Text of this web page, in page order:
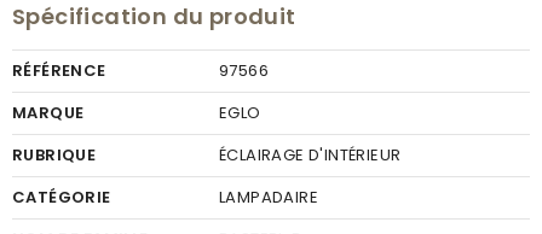
Spécification du produit
RÉFÉRENCE
97566
MARQUE
EGLO
RUBRIQUE
ÉCLAIRAGE D'INTÉRIEUR
CATÉGORIE
LAMPADAIRE